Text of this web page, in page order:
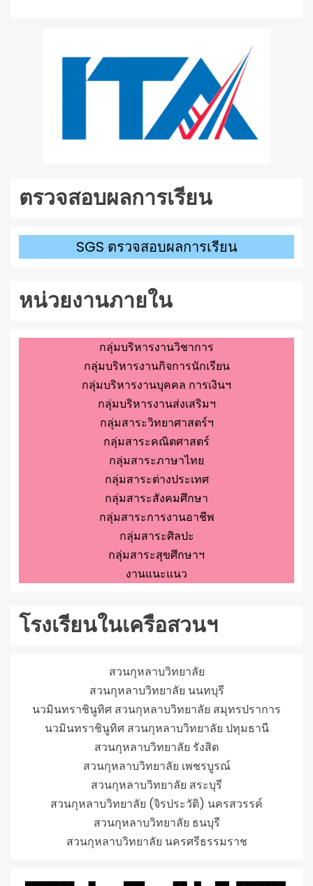
ตรวจสอบผลการเรียน
SGS ตรวจสอบผลการเรียน
หน่วยงานภายใน
กลุ่มบริหารงานวิชาการ
กลุ่มบริหารงานกิจการนักเรียน
กลุ่มบริหารงานบุคคล การเงินฯ
กลุ่มบริหารงานส่งเสริมฯ
กลุ่มสาระวิทยาศาสตร์ฯ
กลุ่มสาระคณิตศาสตร์
กลุ่มสาระภาษาไทย
กลุ่มสาระต่างประเทศ
กลุ่มสาระสังคมศึกษา
กลุ่มสาระการงานอาชีพ
กลุ่มสาระศิลปะ
กลุ่มสาระสุขศึกษาฯ
งานแนะแนว
โรงเรียนในเครือสวนฯ
สวนกุหลาบวิทยาลัย
สวนกุหลาบวิทยาลัย นนทบุรี
นวมินทราชินูทิศ สวนกุหลาบวิทยาลัย สมุทรปราการ
นวมินทราชินูทิศ สวนกุหลาบวิทยาลัย ปทุมธานี
สวนกุหลาบวิทยาลัย รังสิต
สวนกุหลาบวิทยาลัย เพชรบูรณ์
สวนกุหลาบวิทยาลัย สระบุรี
สวนกุหลาบวิทยาลัย (จิรประวัติ) นครสวรรค์
สวนกุหลาบวิทยาลัย ธนบุรี
สวนกุหลาบวิทยาลัย นครศรีธรรมราช